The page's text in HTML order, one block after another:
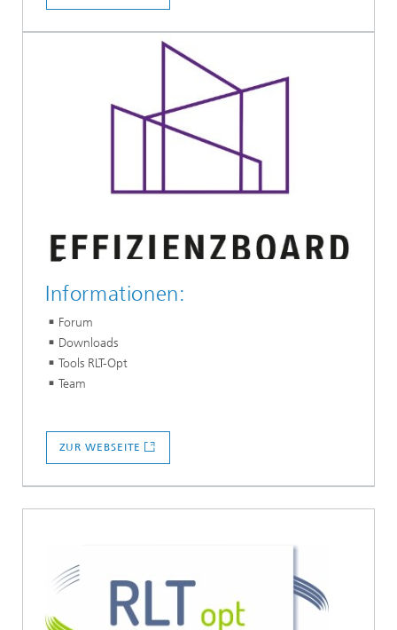
Informationen:
Forum
Downloads
Tools RLT-Opt
Team
ZUR WEBSEITE